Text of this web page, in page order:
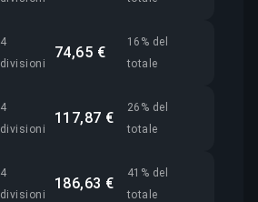
4
divisioni
74,65 €
16% del
totale
4
divisioni
117,87 €
26% del
totale
4
divisioni
186,63 €
41% del
totale